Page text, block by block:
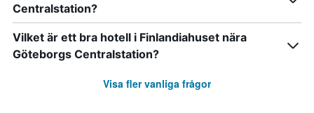
Centralstation?
Vilket är ett bra hotell i Finlandiahuset nära
Göteborgs Centralstation?
Visa fler vanliga frågor